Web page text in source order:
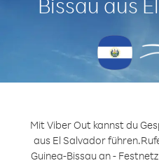
Mit Viber Out kannst du
aus El Salvador führen.
Guinea-Bissau an -